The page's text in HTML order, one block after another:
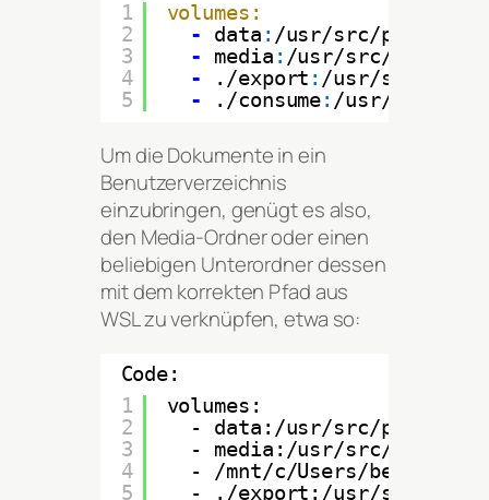
1
2
3
4
5
volumes:
-
data : /usr/src/
-
media : /usr/src/
-
./export : /usr/src/
-
./consume: /usr/src/
Um die Dokumente in ein
Benutzerverzeichnis
einzubringen, genügt es also,
den Media-Ordner oder einen
beliebigen Unterordner dessen
mit dem korrekten Pfad aus
WSL zu verknüpfen, etwa so:
Code:
1
2
3
4
5
volumes:
- data:/usr/src/
- media:/usr/src/
- /mnt/c/Users/
- ./export:/usr/src/